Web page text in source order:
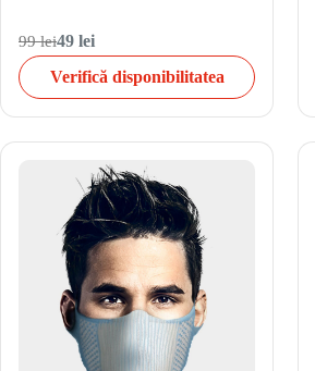
99 lei49 lei
Verifică disponibilitatea